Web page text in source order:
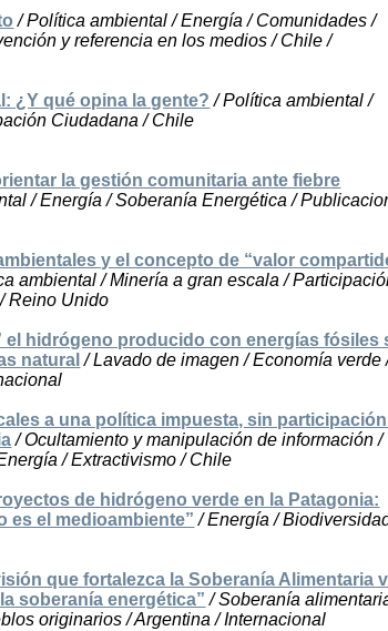
/ Política ambiental / Energía / Comunidades /
y referencia en los medios / Chile /
¿Y qué opina la gente? / Política ambiental /
Ciudadana / Chile
la gestión comunitaria ante fiebre
/ Energía / Soberanía Energética /
y el concepto de “valor
ambiental / Minería a gran escala /
Reino Unido
el hidrógeno producido con energías fósiles
natural / Lavado de imagen / Economía verde
a una política impuesta, sin
/ Ocultamiento y manipulación de información /
/ Extractivismo / Chile
de hidrógeno verde en la Patagonia:
es el medioambiente” / Energía /
que fortalezca la Soberanía Alimentaria
soberanía energética” / Soberanía
originarios / Argentina / Internacional